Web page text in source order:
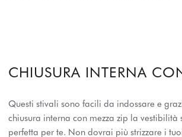
CHIUSURA INTERNA
Questi stivali sono facili da indossare e
chiusura interna con mezza zip la vestibilità
perfetta per te. Non dovrai più strizzare i